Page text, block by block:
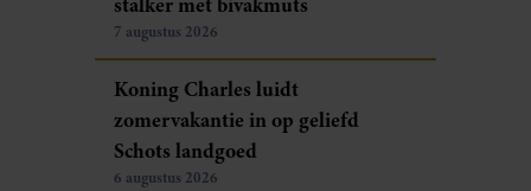
7 augustus 2026
Koning Charles luidt
zomervakantie in op geliefd
Schots landgoed
6 augustus 2026